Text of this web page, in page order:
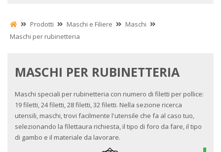
Prodotti Maschi e Filiere
Maschi
Maschi per rubinetteria
MASCHI PER RUBINETTERIA
Maschi speciali per rubinetteria con numero di filetti per pollice:
19 filetti, 24 filetti, 28 filetti, 32 filetti. Nella sezione ricerca
utensili, maschi, trovi facilmente l'utensile che fa al caso tuo,
selezionando la filettaura richiesta, il tipo di foro da fare, il tipo
di gambo e il materiale da lavorare.